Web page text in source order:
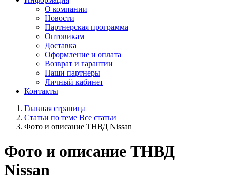
О компании
Новости
Партнерская программа
Оптовикам
Доставка
Оформление и оплата
Возврат и гарантии
Наши партнеры
Личный кабинет
Контакты
Главная страница
Статьи по теме Все статьи
Фото и описание ТНВД Nissan
Фото и описание ТНВД
Nissan